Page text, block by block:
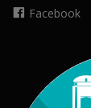
Facebook